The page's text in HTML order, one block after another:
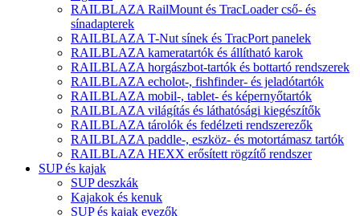
RAILBLAZA RailMount és TracLoader cső- és
sínadapterek
RAILBLAZA T-Nut sínek és TracPort panelek
RAILBLAZA kameratartók és állítható karok
RAILBLAZA horgászbot-tartók és bottartó rendszerek
RAILBLAZA echolot-, fishfinder- és jeladótartók
RAILBLAZA mobil-, tablet- és képernyőtartók
RAILBLAZA világítás és láthatósági kiegészítők
RAILBLAZA tárolók és fedélzeti rendszerezők
RAILBLAZA paddle-, eszköz- és motortámasz tartók
RAILBLAZA HEXX erősített rögzítő rendszer
SUP és kajak
SUP deszkák
Kajakok és kenuk
SUP és kajak evezők